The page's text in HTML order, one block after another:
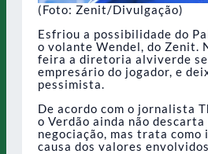
(Foto: Zenit/Divulgação)
Esfriou a possibilidade do
o volante Wendel, do Zenit.
feira a diretoria alviverde se
empresário do jogador, e
pessimista.
De acordo com o jornalista
o Verdão ainda não
negociação, mas trata como
causa dos valores